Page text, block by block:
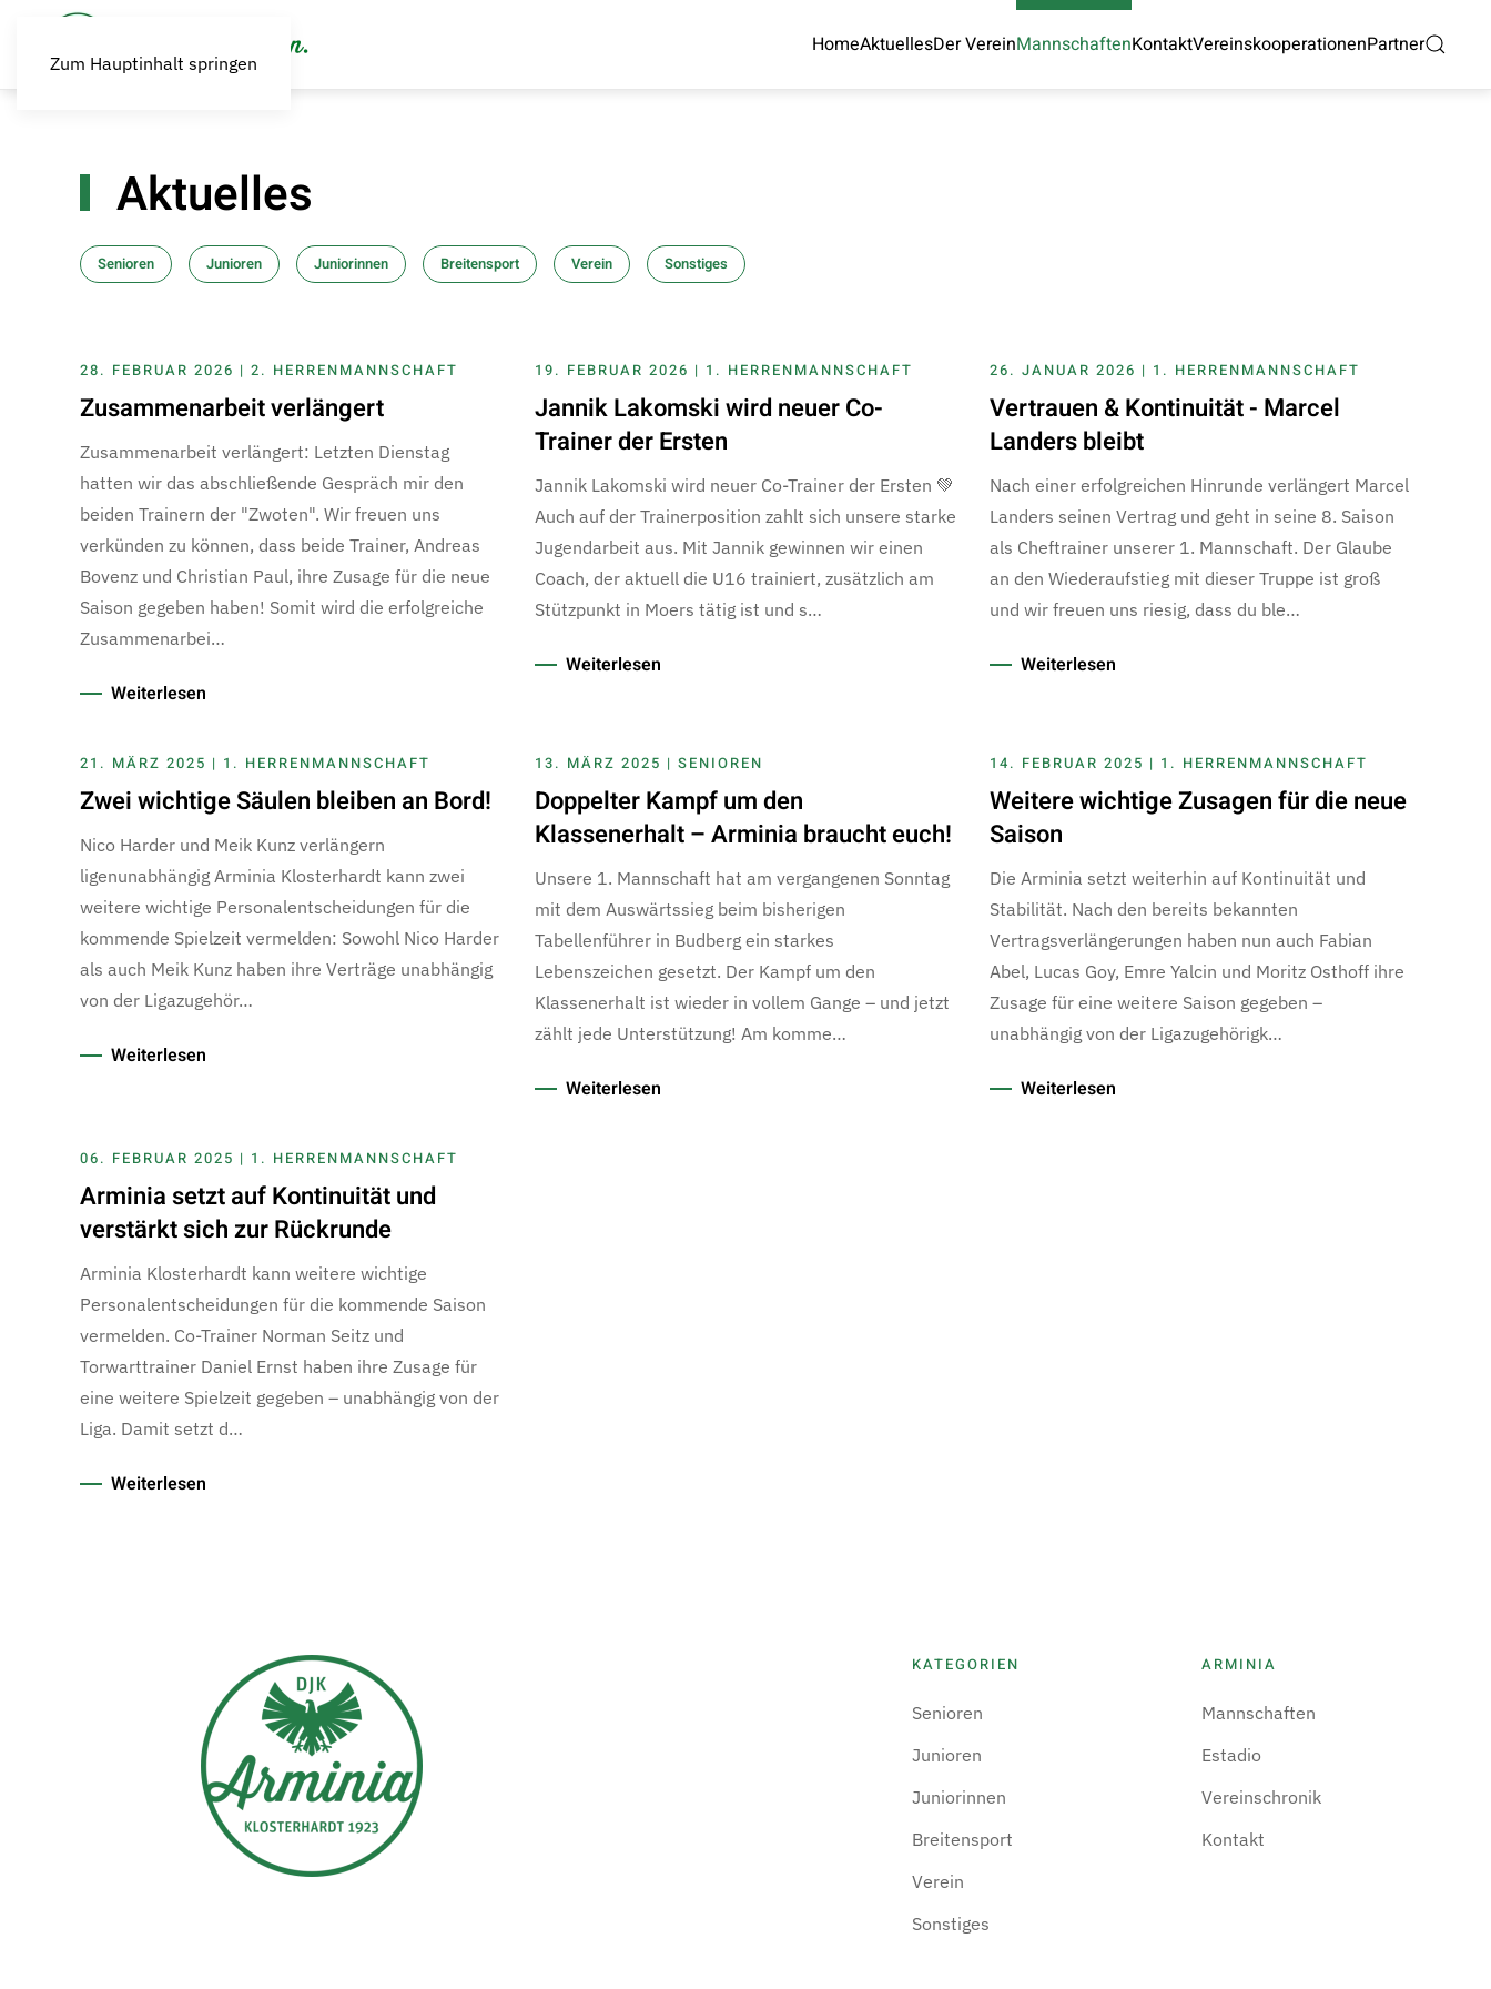
Zum Hauptinhalt springen
HomeAktuellesDer VereinMannschaftenKontaktVereinskooperationenPartner
Aktuelles
Senioren Junioren Juniorinnen Breitensport Verein Sonstiges
28. FEBRUAR 2026 | 2. HERRENMANNSCHAFT
Zusammenarbeit verlängert
Zusammenarbeit verlängert: Letzten Dienstag
hatten wir das abschließende Gespräch mir den
beiden Trainern der "Zwoten". Wir freuen uns
verkünden zu können, dass beide Trainer, Andreas
Bovenz und Christian Paul, ihre Zusage für die neue
Saison gegeben haben! Somit wird die erfolgreiche
Zusammenarbei…
Weiterlesen
19. FEBRUAR 2026 | 1. HERRENMANNSCHAFT
Jannik Lakomski wird neuer Co-
Trainer der Ersten
Jannik Lakomski wird neuer Co-Trainer der Ersten 💚
Auch auf der Trainerposition zahlt sich unsere starke
Jugendarbeit aus. Mit Jannik gewinnen wir einen
Coach, der aktuell die U16 trainiert, zusätzlich am
Stützpunkt in Moers tätig ist und s…
Weiterlesen
26. JANUAR 2026 | 1. HERRENMANNSCHAFT
Vertrauen & Kontinuität - Marcel
Landers bleibt
Nach einer erfolgreichen Hinrunde verlängert Marcel
Landers seinen Vertrag und geht in seine 8. Saison
als Cheftrainer unserer 1. Mannschaft. Der Glaube
an den Wiederaufstieg mit dieser Truppe ist groß
und wir freuen uns riesig, dass du ble…
Weiterlesen
21. MÄRZ 2025 | 1. HERRENMANNSCHAFT
Zwei wichtige Säulen bleiben an Bord!
Nico Harder und Meik Kunz verlängern
ligenunabhängig Arminia Klosterhardt kann zwei
weitere wichtige Personalentscheidungen für die
kommende Spielzeit vermelden: Sowohl Nico Harder
als auch Meik Kunz haben ihre Verträge unabhängig
von der Ligazugehör…
Weiterlesen
13. MÄRZ 2025 | SENIOREN
Doppelter Kampf um den
Klassenerhalt – Arminia braucht euch!
Unsere 1. Mannschaft hat am vergangenen Sonntag
mit dem Auswärtssieg beim bisherigen
Tabellenführer in Budberg ein starkes
Lebenszeichen gesetzt. Der Kampf um den
Klassenerhalt ist wieder in vollem Gange – und jetzt
zählt jede Unterstützung! Am komme…
Weiterlesen
14. FEBRUAR 2025 | 1. HERRENMANNSCHAFT
Weitere wichtige Zusagen für die neue
Saison
Die Arminia setzt weiterhin auf Kontinuität und
Stabilität. Nach den bereits bekannten
Vertragsverlängerungen haben nun auch Fabian
Abel, Lucas Goy, Emre Yalcin und Moritz Osthoff ihre
Zusage für eine weitere Saison gegeben –
unabhängig von der Ligazugehörigk…
Weiterlesen
06. FEBRUAR 2025 | 1. HERRENMANNSCHAFT
Arminia setzt auf Kontinuität und
verstärkt sich zur Rückrunde
Arminia Klosterhardt kann weitere wichtige
Personalentscheidungen für die kommende Saison
vermelden. Co-Trainer Norman Seitz und
Torwarttrainer Daniel Ernst haben ihre Zusage für
eine weitere Spielzeit gegeben – unabhängig von der
Liga. Damit setzt d…
Weiterlesen
KATEGORIEN
Senioren
Junioren
Juniorinnen
Breitensport
Verein
Sonstiges
ARMINIA
Mannschaften
Estadio
Vereinschronik
Kontakt